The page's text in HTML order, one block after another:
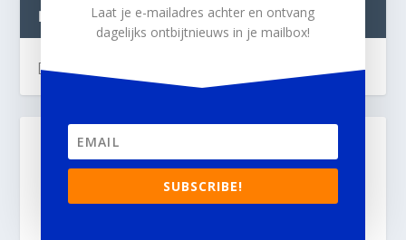
INTERIOR BUSINESS LIVE:
[instagram-feed]
Laat je e-mailadres achter en ontvang
dagelijks ontbijtnieuws in je mailbox!
SUBSCRIBE!